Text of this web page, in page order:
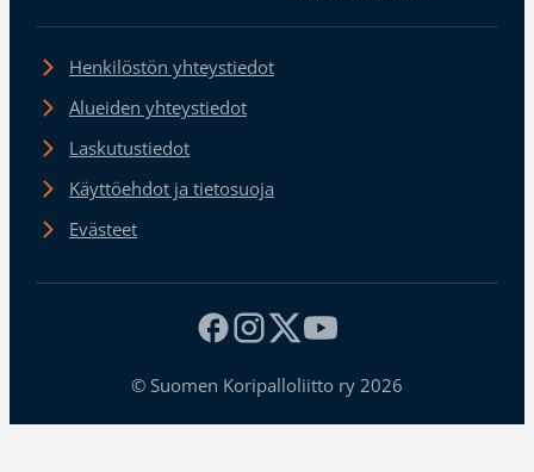
Henkilöstön yhteystiedot
Alueiden yhteystiedot
Laskutustiedot
Käyttöehdot ja tietosuoja
Evästeet
© Suomen Koripalloliitto ry 2026